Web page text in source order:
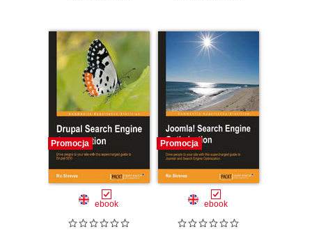
Promocja
ebook
Promocja
ebook